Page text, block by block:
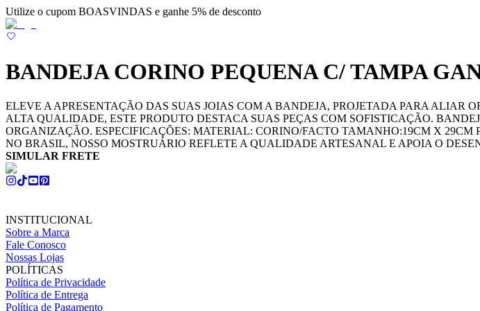
Utilize o cupom BOASVINDAS e ganhe 5% de desconto
BANDEJA CORINO PEQUENA C/ TAMPA
ELEVE A APRESENTAÇÃO DAS SUAS JOIAS COM A BANDEJA, PROJETADA PARA
ALTA QUALIDADE, ESTE PRODUTO DESTACA SUAS PEÇAS COM SOFISTICAÇÃO.
ORGANIZAÇÃO. ESPECIFICAÇÕES: MATERIAL: CORINO/FACTO TAMANHO:19CM X
NO BRASIL, NOSSO MOSTRUÁRIO REFLETE A QUALIDADE ARTESANAL E APOIA O
SIMULAR FRETE
INSTITUCIONAL
Sobre a Marca
Fale Conosco
Nossas Lojas
POLÍTICAS
Política de Privacidade
Política de Entrega
Política de Pagamento